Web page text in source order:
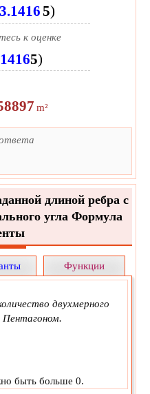
3.14165)
к оценке
5)
m²
длиной ребра с
угла Формула
Функции
двухмерного
Пентагоном.
быть больше 0.